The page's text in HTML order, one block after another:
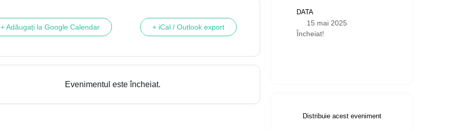
+ Adăugați la Google Calendar + iCal / Outlook export
Evenimentul este încheiat.
DATA
15 mai 2025
Încheiat!
Distribuie acest eveniment